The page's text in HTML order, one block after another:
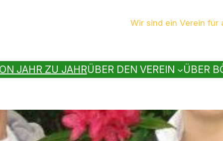
Wir sind ein Verein für
JAHR ZU JAHRÜBER DEN VEREIN ÜBER